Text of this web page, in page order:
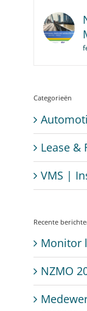
Categorieën
Lease &
VMS |
Recente
Monitor
NZMO